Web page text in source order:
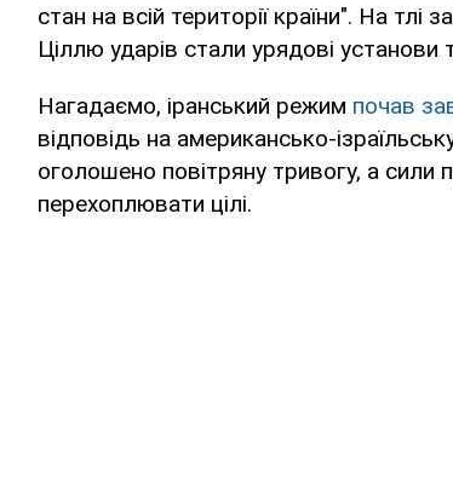
стан на всій території країни". На тлі
Ціллю ударів стали урядові установи
Нагадаємо, іранський режим почав
відповідь на американсько-
оголошено повітряну тривогу, а сили
перехоплювати цілі.